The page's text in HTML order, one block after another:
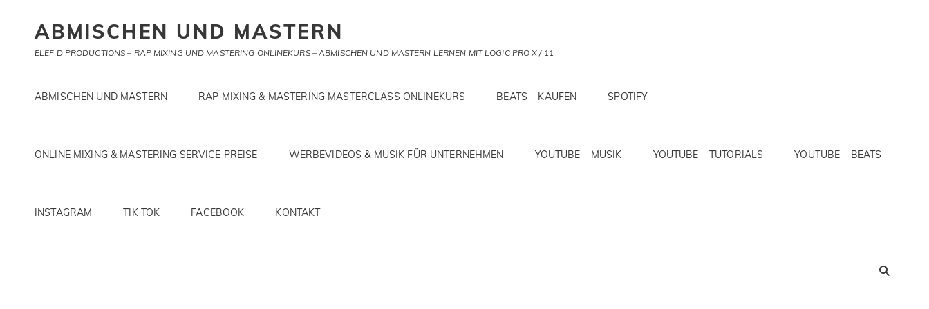
ABMISCHEN UND MASTERN
ELEF D PRODUCTIONS – RAP MIXING UND MASTERING ONLINEKURS – ABMISCHEN UND MASTERN LERNEN MIT LOGIC PRO X / 11
ABMISCHEN UND MASTERN RAP MIXING & MASTERING MASTERCLASS ONLINEKURS BEATS – KAUFEN SPOTIFY
ONLINE MIXING & MASTERING SERVICE PREISE WERBEVIDEOS & MUSIK FÜR UNTERNEHMEN YOUTUBE – MUSIK YOUTUBE – TUTORIALS YOUTUBE – BEATS
INSTAGRAM TIK TOK FACEBOOK KONTAKT